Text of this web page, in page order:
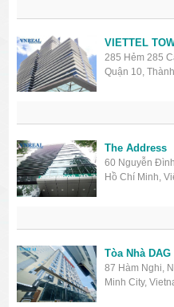
VIETTEL
285 Hẻm 285
Quận 10,
The Address
60 Nguyễn
Hồ Chí Minh,
Tòa Nhà DAG
87 Hàm Nghi,
Minh City,